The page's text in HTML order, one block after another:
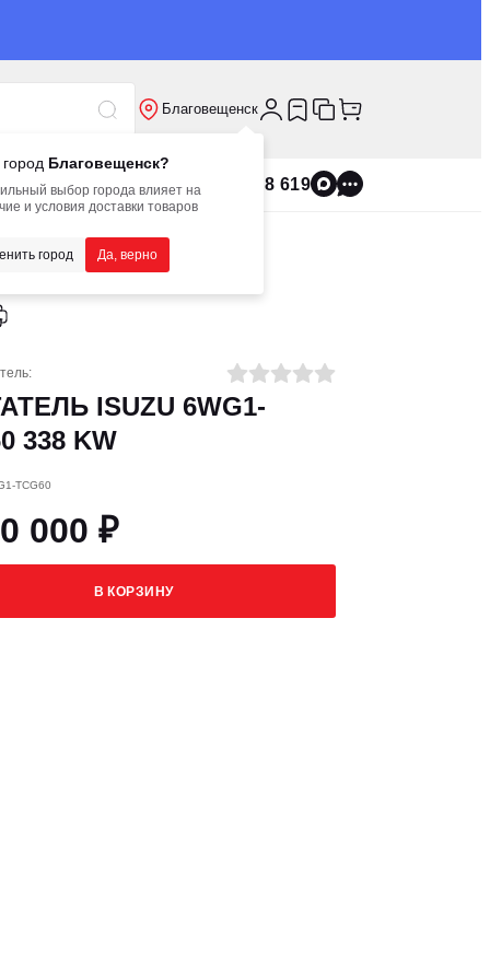
Благовещенск
Благовещенск?
выбор города влияет на
и условия доставки товаров
город Да, верно
8 800 555 8 619
TCG60 338 KW
ISUZU 6WG1-
338 KW
TCG60
000 ₽
В КОРЗИНУ